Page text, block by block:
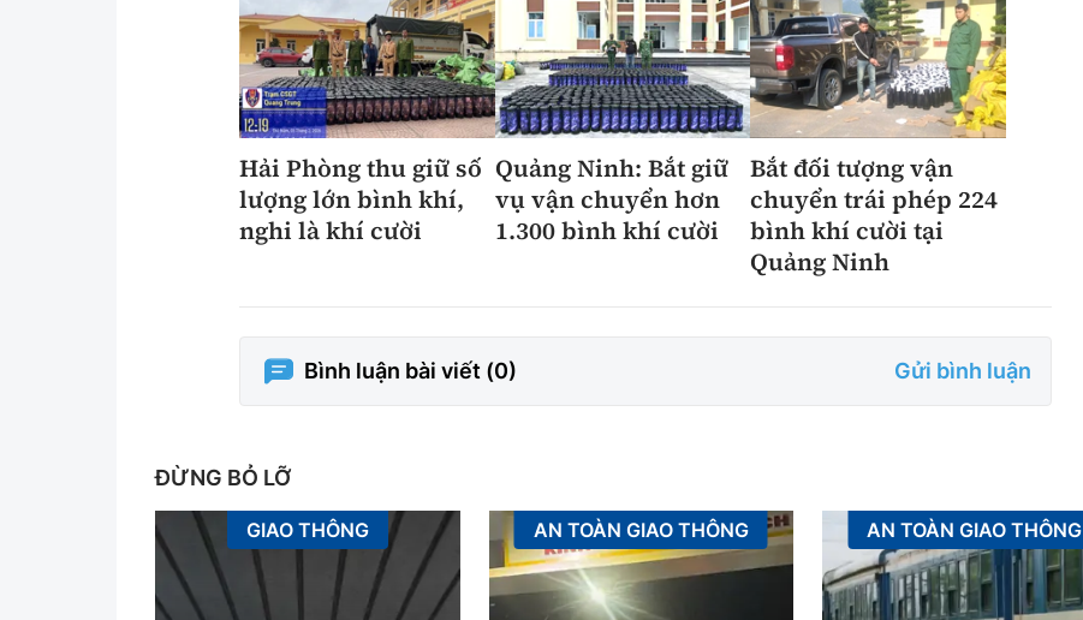
Hải Phòng thu giữ số
lượng lớn bình khí,
nghi là khí cười
Quảng Ninh: Bắt giữ
vụ vận chuyển hơn
1.300 bình khí cười
Bắt đối tượng vận
chuyển trái phép 224
bình khí cười tại
Quảng Ninh
Bình luận bài viết (0) Gửi bình luận
ĐỪNG BỎ LỠ
GIAO THÔNG AN TOÀN GIAO THÔNG AN TOÀN GIAO THÔNG